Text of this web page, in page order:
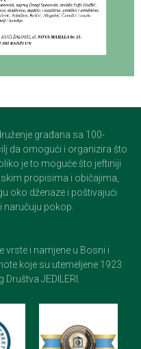
građana sa 100-
da omogući i organizira što
je to moguće što jeftiniji
propisima i običajima,
oko dženaze i poštivajući
naručuju pokop.
vrste i namjene u Bosni i
koje su utemeljene 1923.
JEDILERI.